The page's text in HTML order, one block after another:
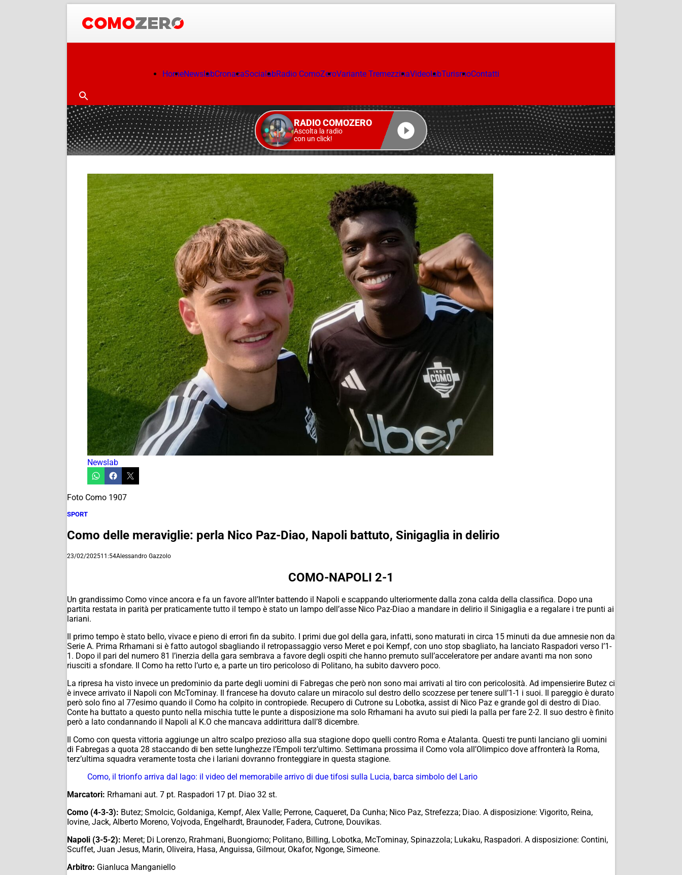
HomeNewslabCronacaSocialabRadio ComoZeroVariante TremezzinaVideolabTurismoContatti
RADIO COMOZERO
Ascolta la radio
con un click!
Newslab
Foto Como 1907
SPORT
Como delle meraviglie: perla Nico Paz-Diao, Napoli battuto, Sinigaglia in delirio
23/02/202511:54Alessandro Gazzolo
COMO-NAPOLI 2-1
Un grandissimo Como vince ancora e fa un favore all’Inter battendo il Napoli e scappando ulteriormente dalla zona calda della classifica. Dopo una
partita restata in parità per praticamente tutto il tempo è stato un lampo dell’asse Nico Paz-Diao a mandare in delirio il Sinigaglia e a regalare i tre punti ai
lariani.
Il primo tempo è stato bello, vivace e pieno di errori fin da subito. I primi due gol della gara, infatti, sono maturati in circa 15 minuti da due amnesie non da
Serie A. Prima Rrhamani si è fatto autogol sbagliando il retropassaggio verso Meret e poi Kempf, con uno stop sbagliato, ha lanciato Raspadori verso l’1-
1. Dopo il pari del numero 81 l’inerzia della gara sembrava a favore degli ospiti che hanno premuto sull’acceleratore per andare avanti ma non sono
riusciti a sfondare. Il Como ha retto l’urto e, a parte un tiro pericoloso di Politano, ha subito davvero poco.
La ripresa ha visto invece un predominio da parte degli uomini di Fabregas che però non sono mai arrivati al tiro con pericolosità. Ad impensierire Butez ci
è invece arrivato il Napoli con McTominay. Il francese ha dovuto calare un miracolo sul destro dello scozzese per tenere sull’1-1 i suoi. Il pareggio è durato
però solo fino al 77esimo quando il Como ha colpito in contropiede. Recupero di Cutrone su Lobotka, assist di Nico Paz e grande gol di destro di Diao.
Conte ha buttato a questo punto nella mischia tutte le punte a disposizione ma solo Rrhamani ha avuto sui piedi la palla per fare 2-2. Il suo destro è finito
però a lato condannando il Napoli al K.O che mancava addirittura dall’8 dicembre.
Il Como con questa vittoria aggiunge un altro scalpo prezioso alla sua stagione dopo quelli contro Roma e Atalanta. Questi tre punti lanciano gli uomini
di Fabregas a quota 28 staccando di ben sette lunghezze l’Empoli terz’ultimo. Settimana prossima il Como vola all’Olimpico dove affronterà la Roma,
terz’ultima squadra veramente tosta che i lariani dovranno fronteggiare in questa stagione.
Como, il trionfo arriva dal lago: il video del memorabile arrivo di due tifosi sulla Lucia, barca simbolo del Lario
Marcatori: Rrhamani aut. 7 pt. Raspadori 17 pt. Diao 32 st.
Como (4-3-3): Butez; Smolcic, Goldaniga, Kempf, Alex Valle; Perrone, Caqueret, Da Cunha; Nico Paz, Strefezza; Diao. A disposizione: Vigorito, Reina,
Iovine, Jack, Alberto Moreno, Vojvoda, Engelhardt, Braunoder, Fadera, Cutrone, Douvikas.
Napoli (3-5-2): Meret; Di Lorenzo, Rrahmani, Buongiorno; Politano, Billing, Lobotka, McTominay, Spinazzola; Lukaku, Raspadori. A disposizione: Contini,
Scuffet, Juan Jesus, Marin, Oliveira, Hasa, Anguissa, Gilmour, Okafor, Ngonge, Simeone.
Arbitro: Gianluca Manganiello